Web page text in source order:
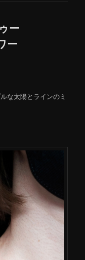
ー
ー
な太陽とラインのミ